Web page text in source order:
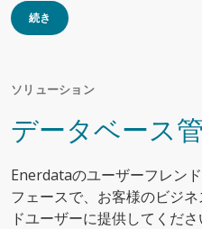
続き
ソリューション
データベース
Enerdataのユーザーフレン
フェースで、お客様のビジ
ドユーザーに提供してくださ